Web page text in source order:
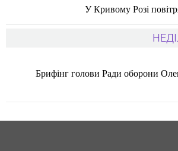
У Кривому Розі
Брифінг голови Ради оборони